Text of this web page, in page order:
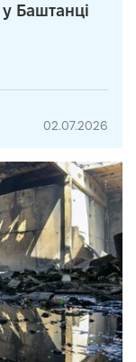
Баштанці
02.07.2026